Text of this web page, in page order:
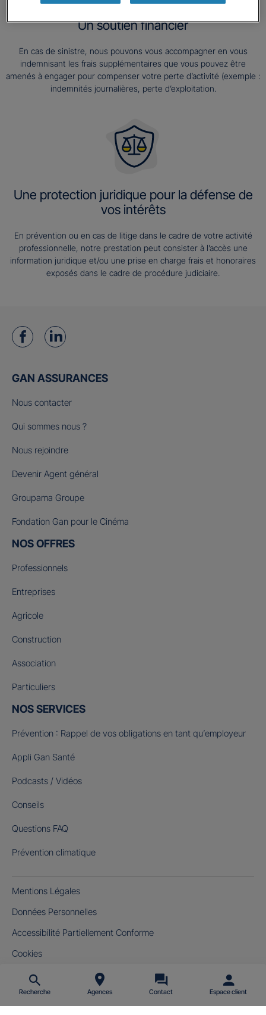
Un soutien financier
En cas de sinistre, nous pouvons vous accompagner en vous
indemnisant les frais supplémentaires que vous pouvez être
amenés à engager pour compenser votre perte d’activité (exemple :
indemnités journalières, perte d’exploitation.
Une protection juridique pour la défense de
vos intérêts
En prévention ou en cas de litige dans le cadre de votre activité
professionnelle, notre prestation peut consister à l’accès une
information juridique et/ou une prise en charge frais et honoraires
exposés dans le cadre de procédure judiciaire.
Recherche Agences Contact Espace client
GAN ASSURANCES
Nous contacter
Qui sommes nous ?
Nous rejoindre
Devenir Agent général
Groupama Groupe
Fondation Gan pour le Cinéma
NOS OFFRES
Professionnels
Entreprises
Agricole
Construction
Association
Particuliers
NOS SERVICES
Prévention : Rappel de vos obligations en tant qu’employeur
Appli Gan Santé
Podcasts / Vidéos
Conseils
Questions FAQ
Prévention climatique
Mentions Légales
Données Personnelles
Accessibilité Partiellement Conforme
Cookies
Gérer mes cookies